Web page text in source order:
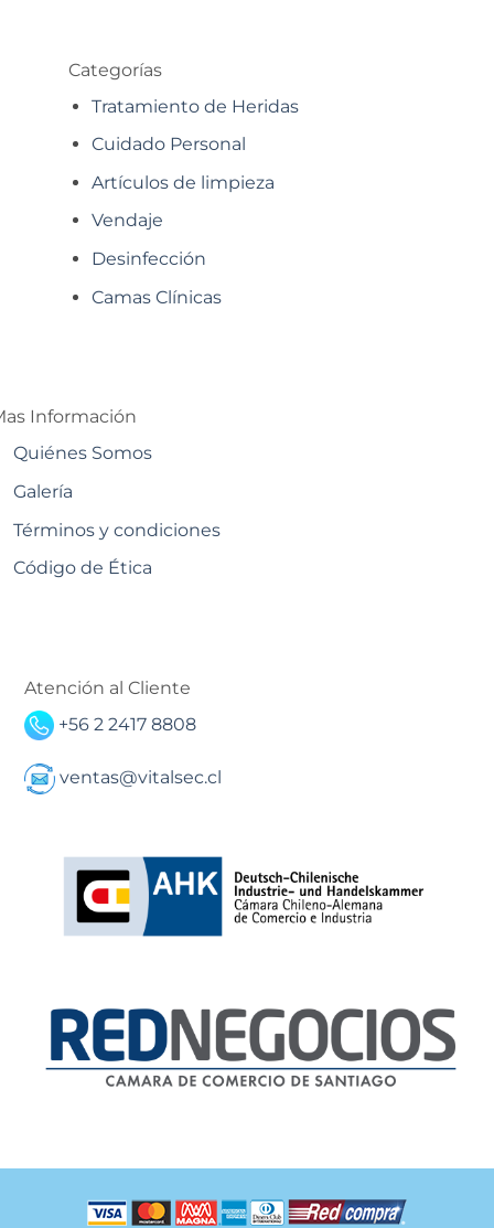
Categorías
Tratamiento de Heridas
Cuidado Personal
Artículos de limpieza
Vendaje
Desinfección
Camas Clínicas
Información
Quiénes Somos
Galería
Términos y condiciones
Código de Ética
Atención al Cliente
+56 2 2417 8808
ventas@vitalsec.cl